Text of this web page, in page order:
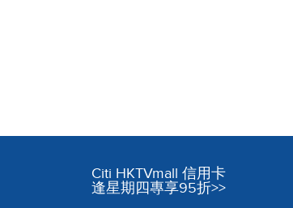
Citi HKTVmall 信用卡
逢星期四專享95折>>